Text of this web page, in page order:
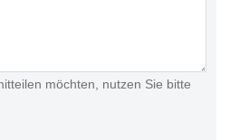
möchten, nutzen Sie bitte